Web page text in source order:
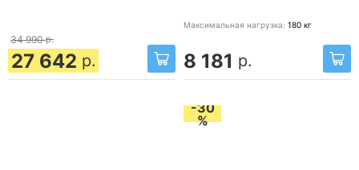
34 990 р.
27 642 р.
Максимальная нагрузка: 180 кг
8 181 р.
-30
%